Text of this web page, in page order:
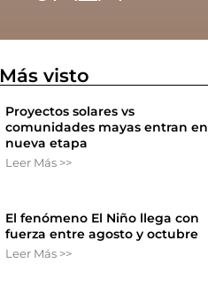
Más visto
Proyectos solares vs
comunidades mayas entran en
nueva etapa
Leer Más >>
El fenómeno El Niño llega con
fuerza entre agosto y octubre
Leer Más >>